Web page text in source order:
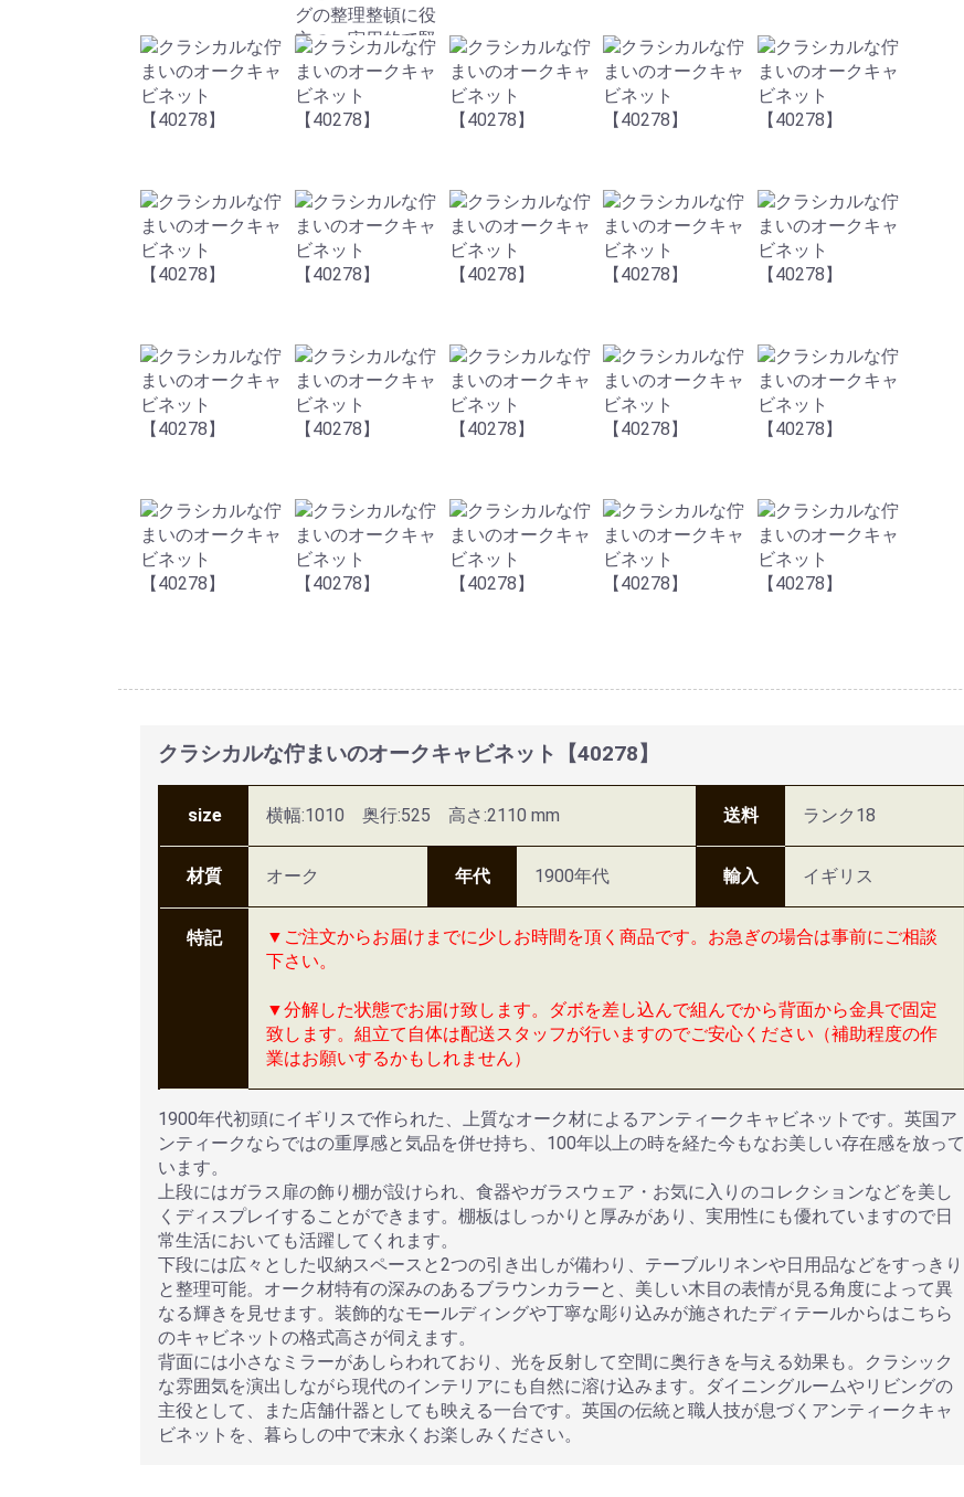
クラシカルな佇まいのオークキャビネット【40278】
size 横幅:1010 奥行:525 高さ:2110 mm 送料 ランク18
材質 オーク 年代 1900年代 輸入 イギリス
特記
▼ご注文からお届けまでに少しお時間を頂く商品です。お急ぎの場合は事前にご相談
下さい。
▼分解した状態でお届け致します。ダボを差し込んで組んでから背面から金具で固定
致します。組立て自体は配送スタッフが行いますのでご安心ください（補助程度の作
業はお願いするかもしれません）
1900年代初頭にイギリスで作られた、上質なオーク材によるアンティークキャビネットです。英国ア
ンティークならではの重厚感と気品を併せ持ち、100年以上の時を経た今もなお美しい存在感を放って
います。
上段にはガラス扉の飾り棚が設けられ、食器やガラスウェア・お気に入りのコレクションなどを美し
くディスプレイすることができます。棚板はしっかりと厚みがあり、実用性にも優れていますので日
常生活においても活躍してくれます。
下段には広々とした収納スペースと2つの引き出しが備わり、テーブルリネンや日用品などをすっきり
と整理可能。オーク材特有の深みのあるブラウンカラーと、美しい木目の表情が見る角度によって異
なる輝きを見せます。装飾的なモールディングや丁寧な彫り込みが施されたディテールからはこちら
のキャビネットの格式高さが伺えます。
背面には小さなミラーがあしらわれており、光を反射して空間に奥行きを与える効果も。クラシック
な雰囲気を演出しながら現代のインテリアにも自然に溶け込みます。ダイニングルームやリビングの
主役として、また店舗什器としても映える一台です。英国の伝統と職人技が息づくアンティークキャ
ビネットを、暮らしの中で末永くお楽しみください。